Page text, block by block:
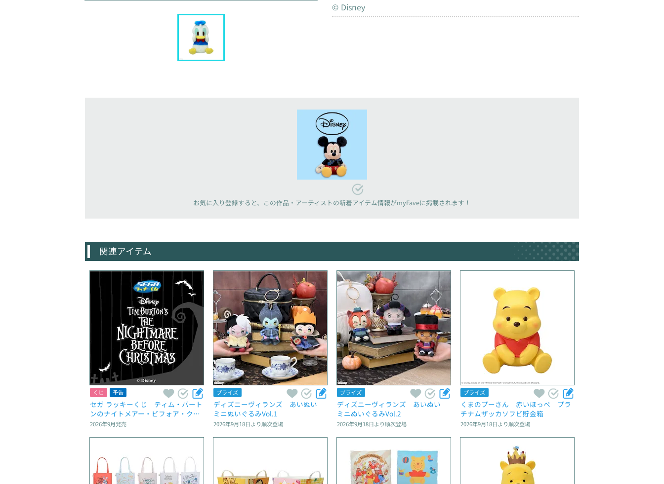
© Disney
お気に入り登録すると、 この作品・アーティストの新着アイテム情報がmyFaveに掲載されます！
関連アイテム
くじ 予告
セガ ラッキーくじ　ティム・バート
ンのナイトメアー・ビフォア・クリ
スマス
2026年9月発売
プライズ
ディズニーヴィランズ　あいぬい
ミニぬいぐるみVol.1
2026年9月18日より順次登場
プライズ
ディズニーヴィランズ　あいぬい
ミニぬいぐるみVol.2
2026年9月18日より順次登場
プライズ
くまのプーさん　赤いほっぺ　プラ
チナムザッカソフビ貯金箱
2026年9月18日より順次登場